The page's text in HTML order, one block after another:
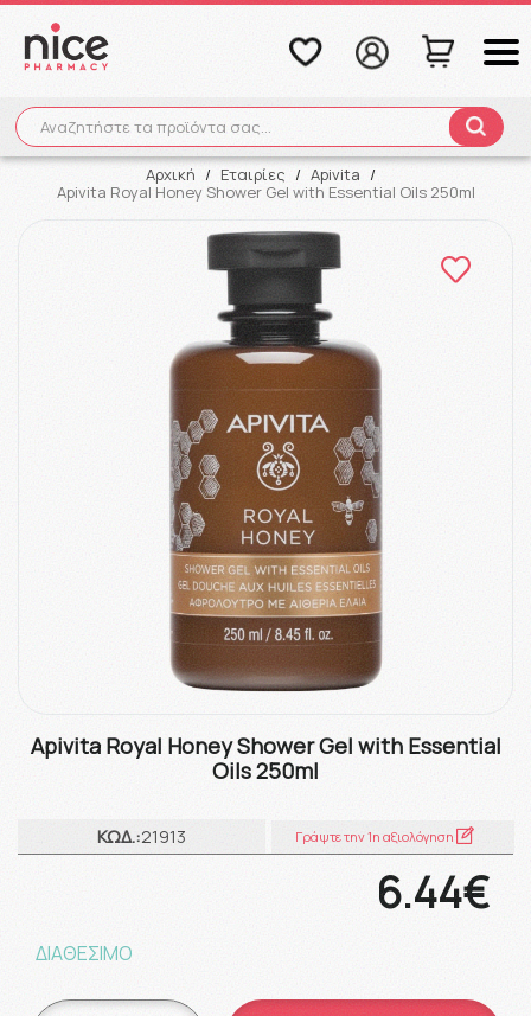
Αναζητήστε τα προϊόντα σας...
Αναζήτηση
Αρχική / Εταιρίες / Apivita /
Apivita Royal Honey Shower Gel with Essential Oils 250ml
Apivita Royal Honey Shower Gel with Essential
Oils 250ml
ΚΩΔ.:21913 Γράψτε την 1η αξιολόγηση
6.44€
ΔΙΑΘΕΣΙΜΟ